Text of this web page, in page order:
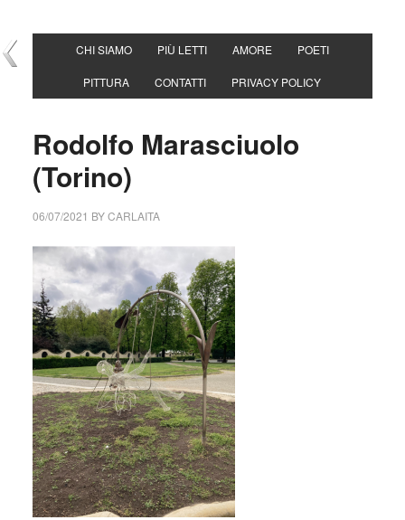
CHI SIAMO PIÙ LETTI AMORE POETI
PITTURA CONTATTI PRIVACY POLICY
Rodolfo Marasciuolo
(Torino)
06/07/2021 BYCARLAITA